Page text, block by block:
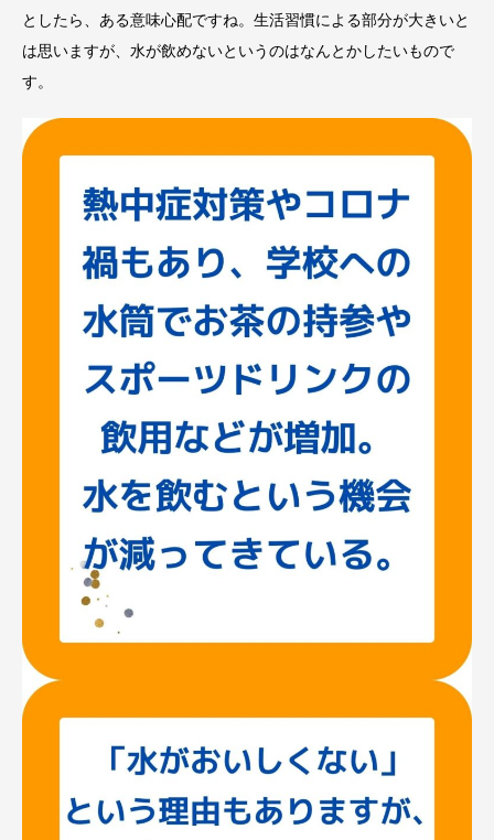
としたら、ある意味心配ですね。生活習慣による部分が大きいと
は思いますが、水が飲めないというのはなんとかしたいもので
す。